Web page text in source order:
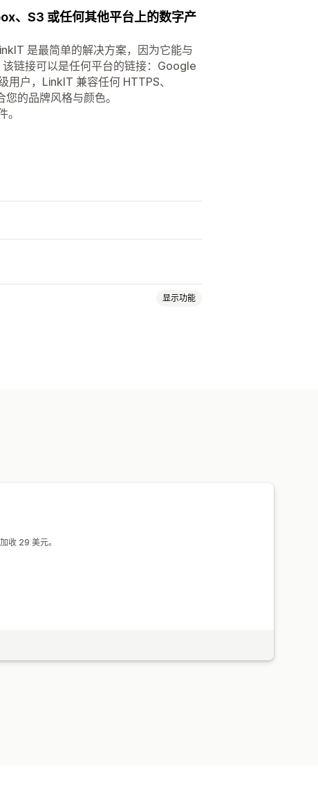
、S3 或任何其他平台上的数字产
是最简单的解决方案，因为它能与
链接可以是任何平台的链接：Google
户，LinkIT 兼容任何 HTTPS、
的品牌风格与颜色。
显示功能
收 29 美元。